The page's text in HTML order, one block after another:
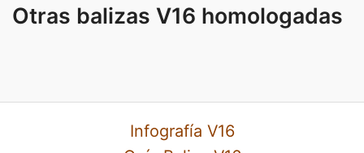
Otras balizas V16 homologadas
Infografía V16